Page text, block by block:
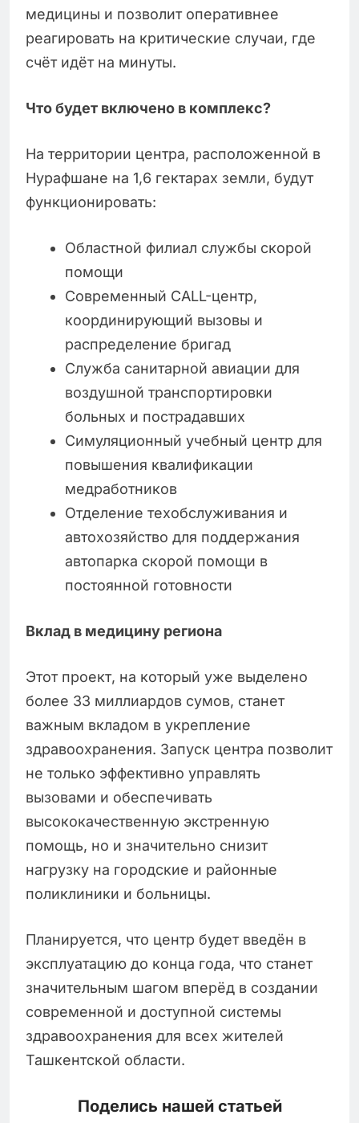
медицины и позволит оперативнее
реагировать на критические случаи, где
счёт идёт на минуты.
Что будет включено в комплекс?
На территории центра, расположенной в
Нурафшане на 1,6 гектарах земли, будут
функционировать:
Областной филиал службы скорой
помощи
Современный CALL-центр,
координирующий вызовы и
распределение бригад
Служба санитарной авиации для
воздушной транспортировки
больных и пострадавших
Симуляционный учебный центр для
повышения квалификации
медработников
Отделение техобслуживания и
автохозяйство для поддержания
автопарка скорой помощи в
постоянной готовности
Вклад в медицину региона
Этот проект, на который уже выделено
более 33 миллиардов сумов, станет
важным вкладом в укрепление
здравоохранения. Запуск центра позволит
не только эффективно управлять
вызовами и обеспечивать
высококачественную экстренную
помощь, но и значительно снизит
нагрузку на городские и районные
поликлиники и больницы.
Планируется, что центр будет введён в
эксплуатацию до конца года, что станет
значительным шагом вперёд в создании
современной и доступной системы
здравоохранения для всех жителей
Ташкентской области.
Поделись нашей статьей